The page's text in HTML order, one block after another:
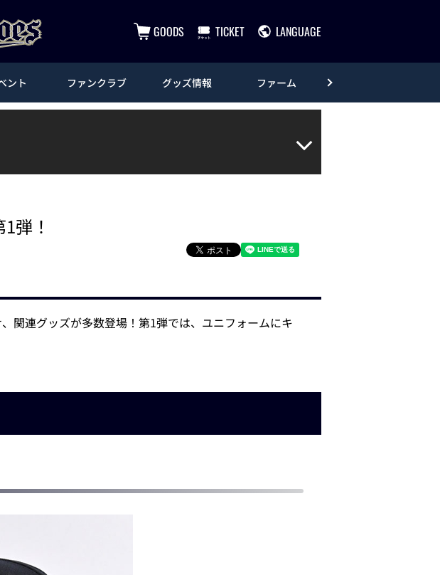
GOODS TICKET LANGUAGE
ント ファンクラブ グッズ情報 ファーム
弾！
関連グッズが多数登場！第1弾では、ユニフォームにキ